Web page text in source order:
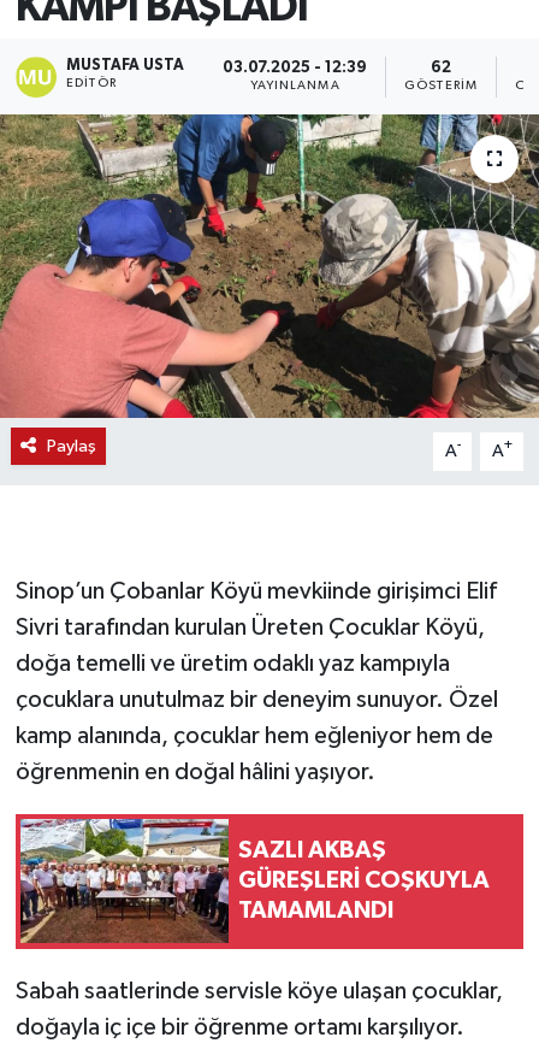
MUSTAFA USTA
EDITÖR
03.07.2025 - 12:39
YAYINLANMA
62
GÖSTERIM
Paylaş A- A+
Sinop’un Çobanlar Köyü mevkiinde girişimci Elif
Sivri tarafından kurulan Üreten Çocuklar Köyü,
doğa temelli ve üretim odaklı yaz kampıyla
çocuklara unutulmaz bir deneyim sunuyor. Özel
kamp alanında, çocuklar hem eğleniyor hem de
öğrenmenin en doğal hâlini yaşıyor.
SAZLI AKBAŞ
GÜREŞLERİ COŞKUYLA
TAMAMLANDI
Sabah saatlerinde servisle köye ulaşan çocuklar,
doğayla iç içe bir öğrenme ortamı karşılıyor.